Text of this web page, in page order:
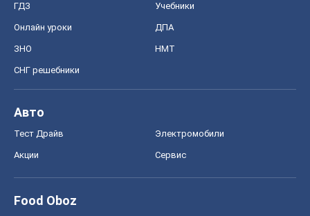
ГДЗ Учебники
Онлайн уроки ДПА
ЗНО НМТ
СНГ решебники
Авто
Тест Драйв Электромобили
Акции Сервис
Food Oboz